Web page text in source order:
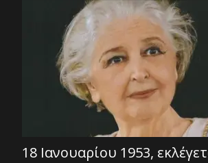
18 Ιανουαρίου 1953,